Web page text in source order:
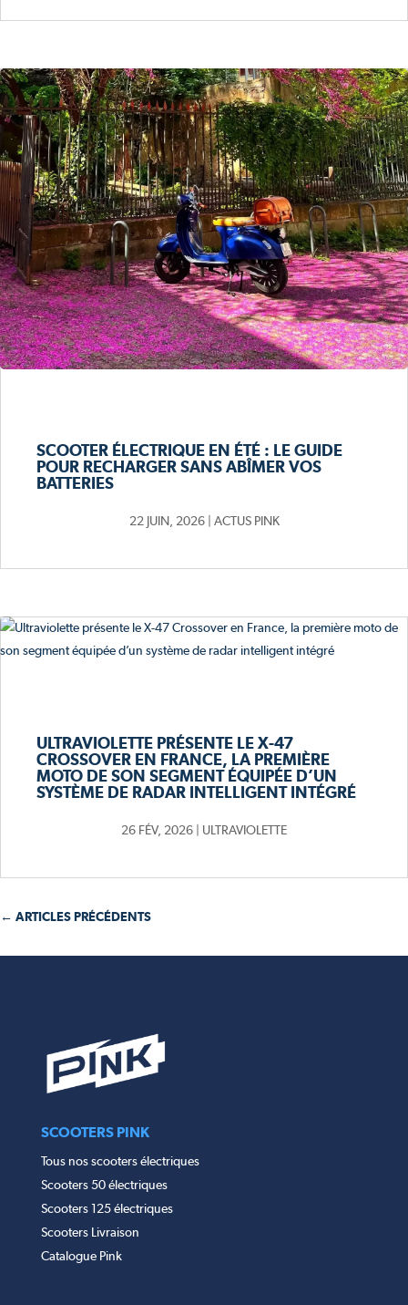
SCOOTER ÉLECTRIQUE EN ÉTÉ : LE GUIDE
POUR RECHARGER SANS ABÎMER VOS
BATTERIES
22 JUIN, 2026| ACTUS PINK
ULTRAVIOLETTE PRÉSENTE LE X-47
CROSSOVER EN FRANCE, LA PREMIÈRE
MOTO DE SON SEGMENT ÉQUIPÉE D’UN
SYSTÈME DE RADAR INTELLIGENT INTÉGRÉ
26 FÉV, 2026 ULTRAVIOLETTE
← ARTICLES PRÉCÉDENTS
SCOOTERS PINK
Tous nos scooters électriques
Scooters 50 électriques
Scooters 125 électriques
Scooters Livraison
Catalogue Pink